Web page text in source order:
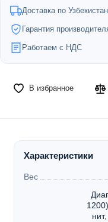
Доставка по
Гарантия
Работаем с НДС
В избранное
Характеристики
Вес